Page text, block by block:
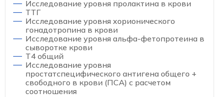
Исследование уровня пролактина в крови
ТТГ
Исследование уровня хорионического
гонадотропина в крови
Исследование уровня альфа-фетопротеина в
сыворотке крови
Т4 общий
Исследование уровня
простатспецифического антигена общего +
свободного в крови (ПСА) с расчетом
соотношения